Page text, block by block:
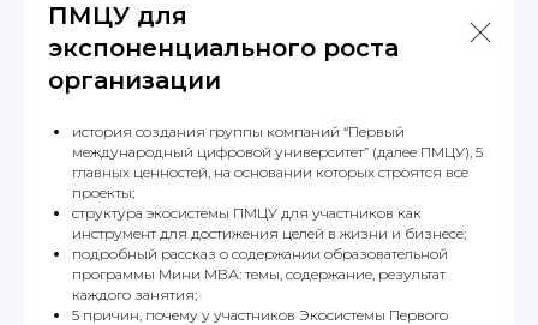
ПМЦУ для
экспоненциального роста
организации
история создания группы компаний “Первый
международный цифровой университет” (далее ПМЦУ), 5
главных ценностей, на основании которых строятся все
проекты;
структура экосистемы ПМЦУ для участников как
инструмент для достижения целей в жизни и бизнесе;
подробный рассказ о содержании образовательной
программы Мини МВА: темы, содержание, результат
каждого занятия;
5 причин, почему у участников Экосистемы Первого